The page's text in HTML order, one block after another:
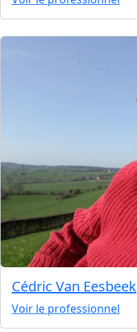
Cédric Van Eesbeek
Voir le professionnel